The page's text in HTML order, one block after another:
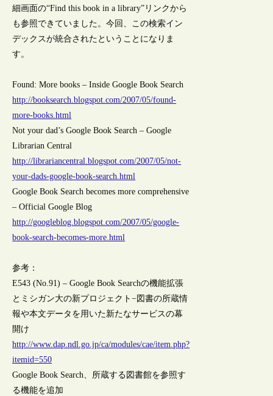
細画面の“Find this book in a library”リンクから
も参照できていました。今回、この検索イン
デックスが統合されたということになりま
す。
Found: More books – Inside Google Book Search
http://booksearch.blogspot.com/2007/05/found-
more-books.html
Not your dad’s Google Book Search – Google
Librarian Central
http://librariancentral.blogspot.com/2007/05/not-
your-dads-google-book-search.html
Google Book Search becomes more comprehensive
– Official Google Blog
http://googleblog.blogspot.com/2007/05/google-
book-search-becomes-more.html
参考：
E543 (No.91) – Google Book Searchの機能拡張
とミシガン大の新プロジェクト−図書の所蔵情
報や本文データを用いた新たなサービスの幕
開け
http://www.dap.ndl.go.jp/ca/modules/cae/item.php?
itemid=550
Google Book Search、所蔵する図書館を参照す
る機能を追加